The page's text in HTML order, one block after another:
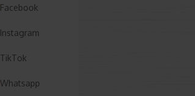
Facebook
Instagram
TikTok
Whatsapp